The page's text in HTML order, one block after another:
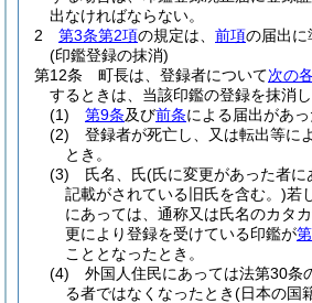
出なければならない。
2
第3条第2項の規定は、 前項の届出に
(印鑑登録の抹消)
第12条
町長は、登録者について次の
するときは、当該印鑑の登録を抹消
(1)
第9条及び前条による届出があっ
(2)
登録者が死亡し、又は転出等に
とき。
(3)
氏名、氏(氏に変更があった者に
記載がされている旧氏を含む。)若
にあっては、通称又は氏名のカタ
更により登録を受けている印鑑が
こととなったとき。
(4)
外国人住民にあっては法第30条
る者ではなくなったとき(日本の国